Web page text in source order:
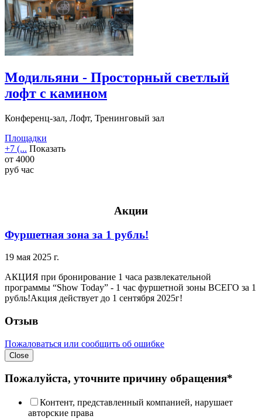
Модильяни - Просторный светлый
лофт с камином
Конференц-зал, Лофт, Тренинговый зал
Площадки
+7 (... Показать
от 4000
руб час
Акции
Фуршетная зона за 1 рубль!
19 мая 2025 г.
АКЦИЯ при бронирование 1 часа развлекательной
программы “Show Today” - 1 час фуршетной зоны ВСЕГО за 1
рубль!Акция действует до 1 сентября 2025г!
Отзыв
Пожаловаться или сообщить об ошибке
Close
Пожалуйста, уточните причину обращения*
Контент, представленный компанией, нарушает
авторские права